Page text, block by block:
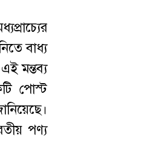
বাধ্য
মন্তব্য
পোস্ট
পণ্য